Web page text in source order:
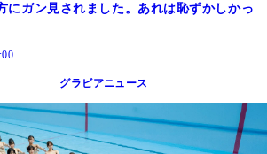
にガン見されました。あれは恥ずかしかっ
グラビアニュース